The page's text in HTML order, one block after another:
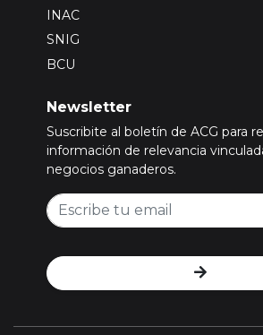
INAC
SNIG
BCU
Newsletter
Suscribite al boletín de ACG para
información de relevancia
negocios ganaderos.